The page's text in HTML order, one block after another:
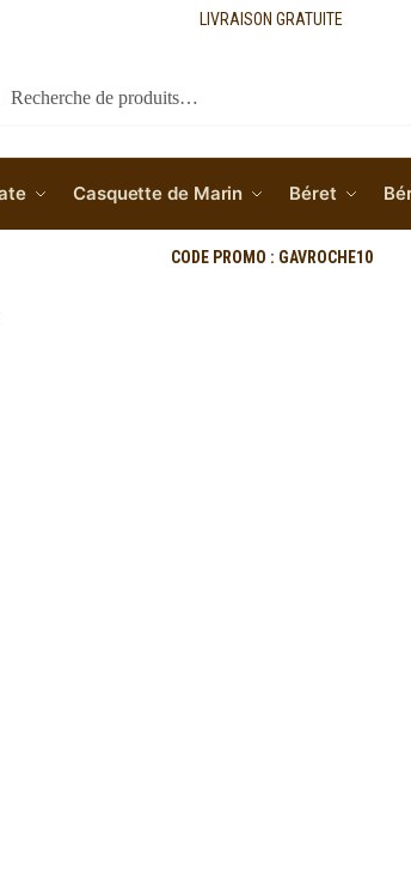
LIVRAISON GRATUITE
Casquette de Marin Béret
CODE PROMO : GAVROCHE10